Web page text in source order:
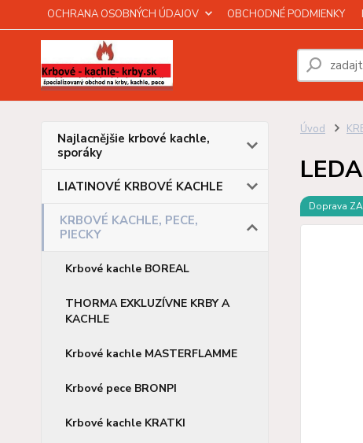
OCHRANA OSOBNÝCH ÚDAJOV OBCHODNÉ PODMIENKY
Najlacnějšie krbové kachle,
sporáky
LIATINOVÉ KRBOVÉ KACHLE
KRBOVÉ KACHLE, PECE,
PIECKY
Krbové kachle BOREAL
THORMA EXKLUZÍVNE KRBY A
KACHLE
Krbové kachle MASTERFLAMME
Krbové pece BRONPI
Krbové kachle KRATKI
Úvod
Doprava